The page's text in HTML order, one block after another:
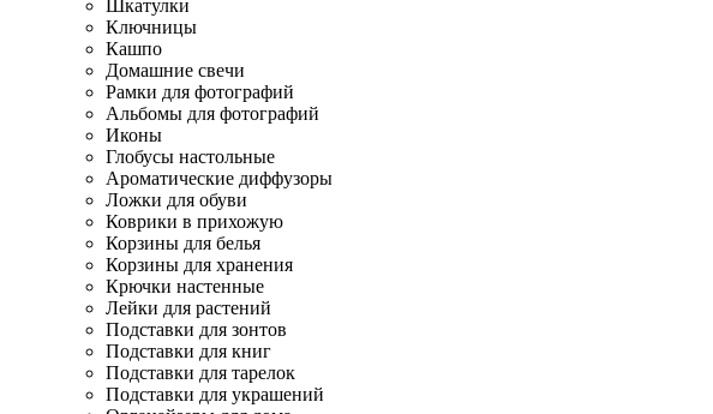
Шкатулки
Ключницы
Кашпо
Домашние свечи
Рамки для фотографий
Альбомы для фотографий
Иконы
Глобусы настольные
Ароматические диффузоры
Ложки для обуви
Коврики в прихожую
Корзины для белья
Корзины для хранения
Крючки настенные
Лейки для растений
Подставки для зонтов
Подставки для книг
Подставки для тарелок
Подставки для украшений